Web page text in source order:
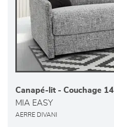
Canapé-lit - Couchage
MIA EASY
AERRE DIVANI